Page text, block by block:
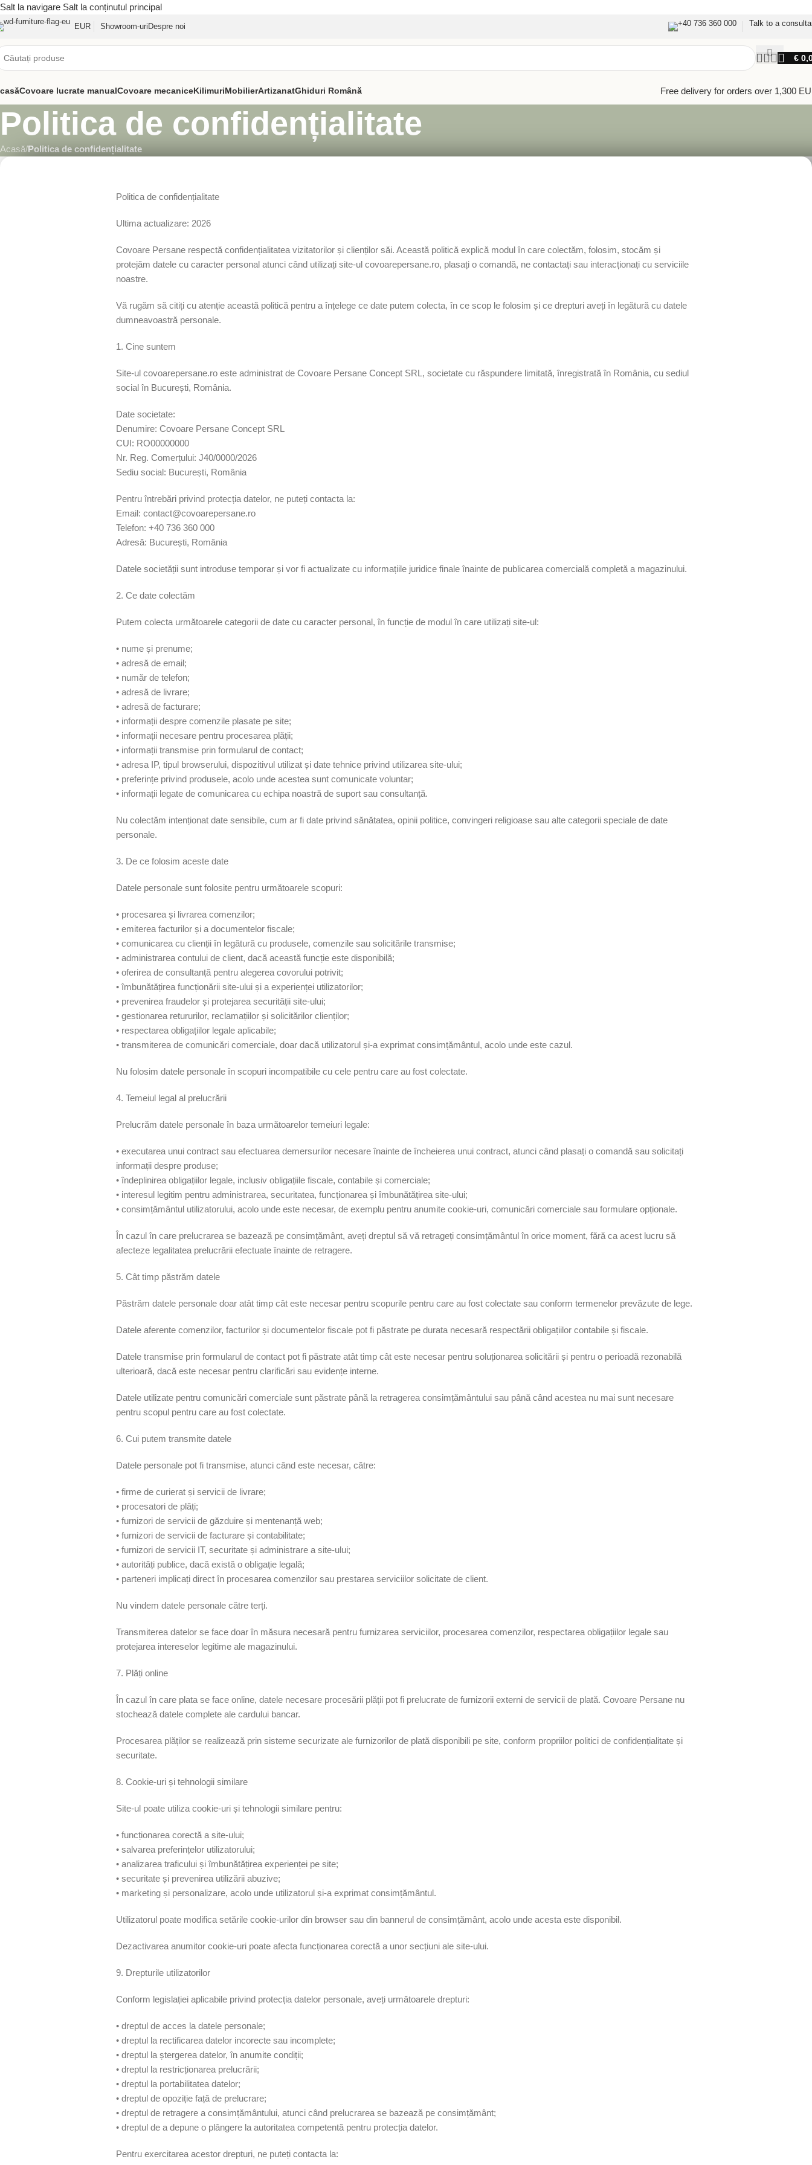
Salt la navigare Salt la conținutul principal
EUR Showroom-uri Despre noi +40 736 360 000 Talk to a
€
Covoare lucrate manualCovoare mecaniceKilimuriMobilierArtizanatGhiduri Română Free delivery for orders over 1,300
Politica de confidențialitate
Acasă/Politica de confidențialitate
Politica de confidențialitate
Ultima actualizare: 2026
Covoare Persane respectă confidențialitatea vizitatorilor și clienților săi. Această politică explică modul în care colectăm, folosim, stocăm și
protejăm datele cu caracter personal atunci când utilizați site-ul covoarepersane.ro, plasați o comandă, ne contactați sau interacționați cu serviciile
noastre.
Vă rugăm să citiți cu atenție această politică pentru a înțelege ce date putem colecta, în ce scop le folosim și ce drepturi aveți în legătură cu datele
dumneavoastră personale.
1. Cine suntem
Site-ul covoarepersane.ro este administrat de Covoare Persane Concept SRL, societate cu răspundere limitată, înregistrată în România, cu sediul
social în București, România.
Date societate:
Denumire: Covoare Persane Concept SRL
CUI: RO00000000
Nr. Reg. Comerțului: J40/0000/2026
Sediu social: București, România
Pentru întrebări privind protecția datelor, ne puteți contacta la:
Email: contact@covoarepersane.ro
Telefon: +40 736 360 000
Adresă: București, România
Datele societății sunt introduse temporar și vor fi actualizate cu informațiile juridice finale înainte de publicarea comercială completă a magazinului.
2. Ce date colectăm
Putem colecta următoarele categorii de date cu caracter personal, în funcție de modul în care utilizați site-ul:
• nume și prenume;
• adresă de email;
• număr de telefon;
• adresă de livrare;
• adresă de facturare;
• informații despre comenzile plasate pe site;
• informații necesare pentru procesarea plății;
• informații transmise prin formularul de contact;
• adresa IP, tipul browserului, dispozitivul utilizat și date tehnice privind utilizarea site-ului;
• preferințe privind produsele, acolo unde acestea sunt comunicate voluntar;
• informații legate de comunicarea cu echipa noastră de suport sau consultanță.
Nu colectăm intenționat date sensibile, cum ar fi date privind sănătatea, opinii politice, convingeri religioase sau alte categorii speciale de date
personale.
3. De ce folosim aceste date
Datele personale sunt folosite pentru următoarele scopuri:
• procesarea și livrarea comenzilor;
• emiterea facturilor și a documentelor fiscale;
• comunicarea cu clienții în legătură cu produsele, comenzile sau solicitările transmise;
• administrarea contului de client, dacă această funcție este disponibilă;
• oferirea de consultanță pentru alegerea covorului potrivit;
• îmbunătățirea funcționării site-ului și a experienței utilizatorilor;
• prevenirea fraudelor și protejarea securității site-ului;
• gestionarea retururilor, reclamațiilor și solicitărilor clienților;
• respectarea obligațiilor legale aplicabile;
• transmiterea de comunicări comerciale, doar dacă utilizatorul și-a exprimat consimțământul, acolo unde este cazul.
Nu folosim datele personale în scopuri incompatibile cu cele pentru care au fost colectate.
4. Temeiul legal al prelucrării
Prelucrăm datele personale în baza următoarelor temeiuri legale:
• executarea unui contract sau efectuarea demersurilor necesare înainte de încheierea unui contract, atunci când plasați o comandă sau solicitați
informații despre produse;
• îndeplinirea obligațiilor legale, inclusiv obligațiile fiscale, contabile și comerciale;
• interesul legitim pentru administrarea, securitatea, funcționarea și îmbunătățirea site-ului;
• consimțământul utilizatorului, acolo unde este necesar, de exemplu pentru anumite cookie-uri, comunicări comerciale sau formulare opționale.
În cazul în care prelucrarea se bazează pe consimțământ, aveți dreptul să vă retrageți consimțământul în orice moment, fără ca acest lucru să
afecteze legalitatea prelucrării efectuate înainte de retragere.
5. Cât timp păstrăm datele
Păstrăm datele personale doar atât timp cât este necesar pentru scopurile pentru care au fost colectate sau conform termenelor prevăzute de lege.
Datele aferente comenzilor, facturilor și documentelor fiscale pot fi păstrate pe durata necesară respectării obligațiilor contabile și fiscale.
Datele transmise prin formularul de contact pot fi păstrate atât timp cât este necesar pentru soluționarea solicitării și pentru o perioadă rezonabilă
ulterioară, dacă este necesar pentru clarificări sau evidențe interne.
Datele utilizate pentru comunicări comerciale sunt păstrate până la retragerea consimțământului sau până când acestea nu mai sunt necesare
pentru scopul pentru care au fost colectate.
6. Cui putem transmite datele
Datele personale pot fi transmise, atunci când este necesar, către:
• firme de curierat și servicii de livrare;
• procesatori de plăți;
• furnizori de servicii de găzduire și mentenanță web;
• furnizori de servicii de facturare și contabilitate;
• furnizori de servicii IT, securitate și administrare a site-ului;
• autorități publice, dacă există o obligație legală;
• parteneri implicați direct în procesarea comenzilor sau prestarea serviciilor solicitate de client.
Nu vindem datele personale către terți.
Transmiterea datelor se face doar în măsura necesară pentru furnizarea serviciilor, procesarea comenzilor, respectarea obligațiilor legale sau
protejarea intereselor legitime ale magazinului.
7. Plăți online
În cazul în care plata se face online, datele necesare procesării plății pot fi prelucrate de furnizorii externi de servicii de plată. Covoare Persane nu
stochează datele complete ale cardului bancar.
Procesarea plăților se realizează prin sisteme securizate ale furnizorilor de plată disponibili pe site, conform propriilor politici de confidențialitate și
securitate.
8. Cookie-uri și tehnologii similare
Site-ul poate utiliza cookie-uri și tehnologii similare pentru:
• funcționarea corectă a site-ului;
• salvarea preferințelor utilizatorului;
• analizarea traficului și îmbunătățirea experienței pe site;
• securitate și prevenirea utilizării abuzive;
• marketing și personalizare, acolo unde utilizatorul și-a exprimat consimțământul.
Utilizatorul poate modifica setările cookie-urilor din browser sau din bannerul de consimțământ, acolo unde acesta este disponibil.
Dezactivarea anumitor cookie-uri poate afecta funcționarea corectă a unor secțiuni ale site-ului.
9. Drepturile utilizatorilor
Conform legislației aplicabile privind protecția datelor personale, aveți următoarele drepturi:
• dreptul de acces la datele personale;
• dreptul la rectificarea datelor incorecte sau incomplete;
• dreptul la ștergerea datelor, în anumite condiții;
• dreptul la restricționarea prelucrării;
• dreptul la portabilitatea datelor;
• dreptul de opoziție față de prelucrare;
• dreptul de retragere a consimțământului, atunci când prelucrarea se bazează pe consimțământ;
• dreptul de a depune o plângere la autoritatea competentă pentru protecția datelor.
Pentru exercitarea acestor drepturi, ne puteți contacta la: